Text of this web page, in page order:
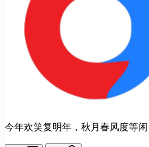
今年欢笑复明年，秋月春风度等闲